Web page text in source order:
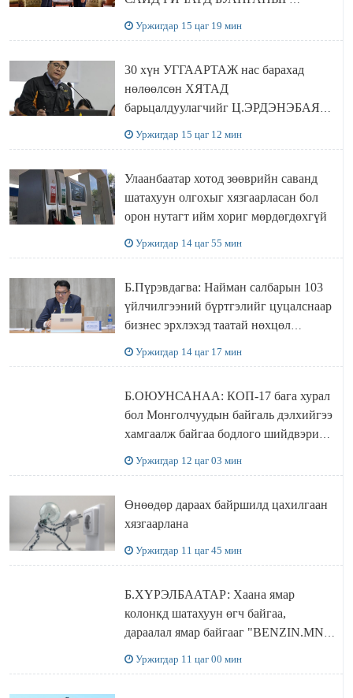
Уржигдар 15 цаг 19 мин
30 хүн УГГААРТАЖ нас барахад
нөлөөлсөн ХЯТАД
барьцалдуулагчийг Ц.ЭРДЭНЭБАЯР
Уржигдар 15 цаг 12 мин
Улаанбаатар хотод зөөврийн саванд
шатахуун олгохыг хязгаарласан бол
орон нутагт ийм хориг мөрдөгдөхгүй
Уржигдар 14 цаг 55 мин
Б.Пүрэвдагва: Найман салбарын 103
үйлчилгээний бүртгэлийг цуцалснаар
бизнес эрхлэхэд таатай нөхцөл
Уржигдар 14 цаг 17 мин
Б.ОЮУНСАНАА: КОП-17 бага хурал
бол Монголчуудын байгаль дэлхийгээ
хамгаалж байгаа бодлого шийдвэрийг
Уржигдар 12 цаг 03 мин
Өнөөдөр дараах байршилд цахилгаан
хязгаарлана
Уржигдар 11 цаг 45 мин
Б.ХҮРЭЛБААТАР: Хаана ямар
колонкд шатахуун өгч байгаа,
дараалал ямар байгааг "BENZIN.MN”
Уржигдар 11 цаг 00 мин